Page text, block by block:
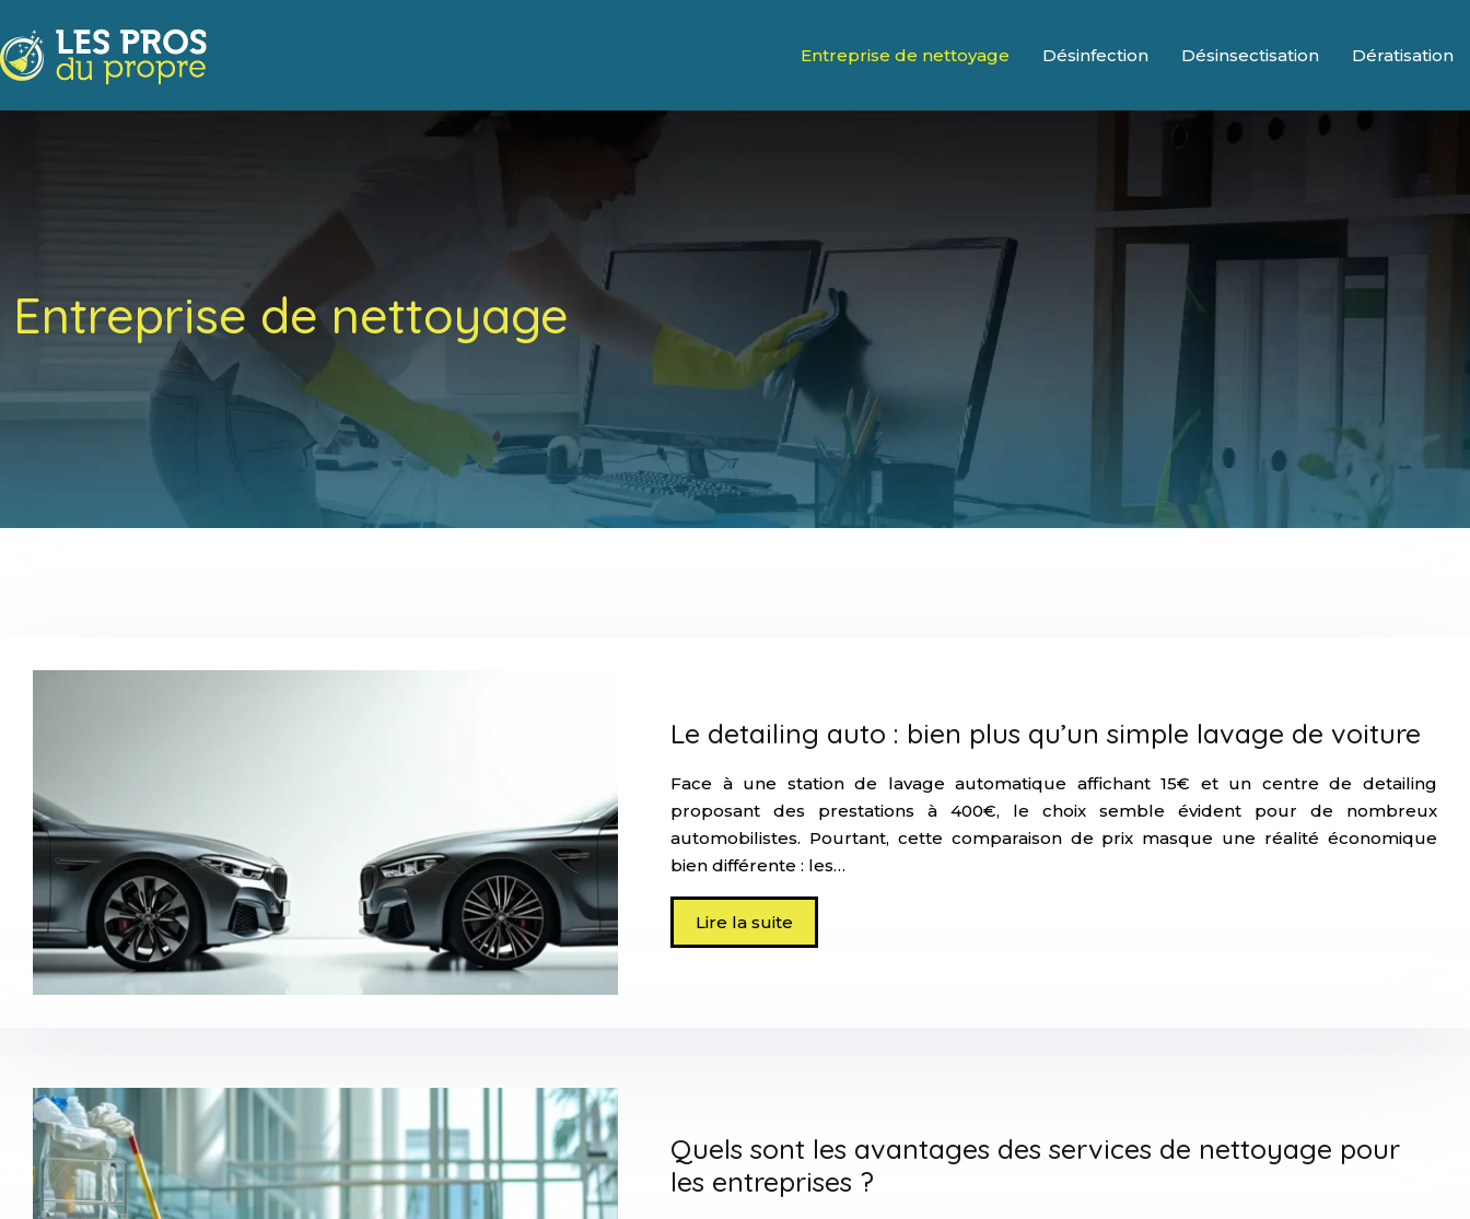
Entreprise de nettoyage Désinfection Désinsectisation Dératisation
Entreprise de nettoyage
Le detailing auto : bien plus qu’un simple lavage de voiture
Face à une station de lavage automatique affichant 15€ et un centre de detailing
proposant des prestations à 400€, le choix semble évident pour de nombreux
automobilistes. Pourtant, cette comparaison de prix masque une réalité économique
bien différente : les…
Lire la suite
Quels sont les avantages des services de nettoyage pour
les entreprises ?